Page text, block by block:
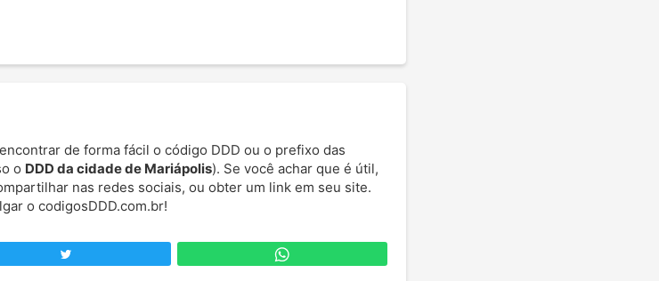
de forma fácil o código DDD ou o prefixo das
o DDD da cidade de Mariápolis). Se você achar que é útil,
nas redes sociais, ou obter um link em seu site.
o codigosDDD.com.br!